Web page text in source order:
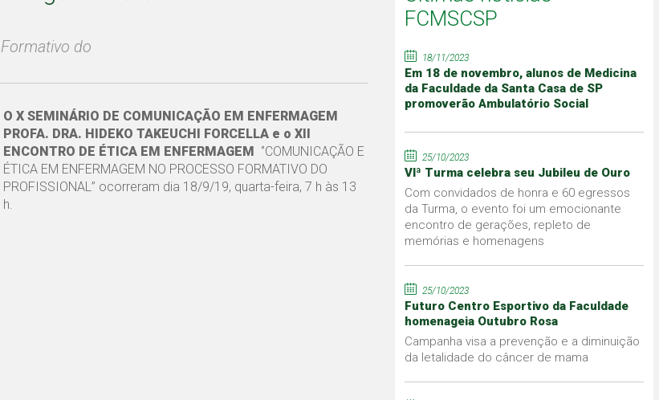
do
O X SEMINÁRIO DE COMUNICAÇÃO EM ENFERMAGEM
PROFA. DRA. HIDEKO TAKEUCHI FORCELLA e o XII
ENCONTRO DE ÉTICA EM ENFERMAGEM ‘’COMUNICAÇÃO E
ÉTICA EM ENFERMAGEM NO PROCESSO FORMATIVO DO
PROFISSIONAL’’ ocorreram dia 18/9/19, quarta-feira, 7 h às 13
h.
FCMSCSP
18/11/2023
Em 18 de novembro, alunos de Medicina
da Faculdade da Santa Casa de SP
promoverão Ambulatório Social
25/10/2023
VIª Turma celebra seu Jubileu de Ouro
Com convidados de honra e 60 egressos
da Turma, o evento foi um emocionante
encontro de gerações, repleto de
memórias e homenagens
25/10/2023
Futuro Centro Esportivo da Faculdade
homenageia Outubro Rosa
Campanha visa a prevenção e a diminuição
da letalidade do câncer de mama